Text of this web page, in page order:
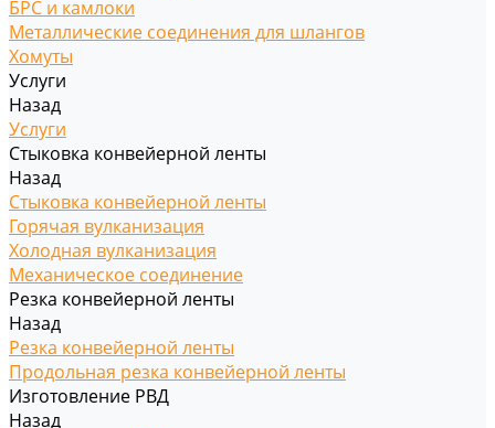
БРС и камлоки
Металлические соединения для шлангов
Хомуты
Услуги
Назад
Услуги
Стыковка конвейерной ленты
Назад
Стыковка конвейерной ленты
Горячая вулканизация
Холодная вулканизация
Механическое соединение
Резка конвейерной ленты
Назад
Резка конвейерной ленты
Продольная резка конвейерной ленты
Изготовление РВД
Назад